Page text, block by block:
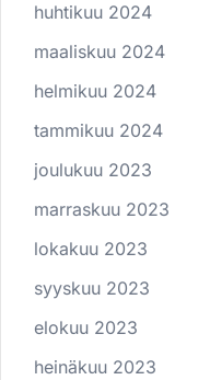
huhtikuu 2024
maaliskuu 2024
helmikuu 2024
tammikuu 2024
joulukuu 2023
marraskuu 2023
lokakuu 2023
syyskuu 2023
elokuu 2023
heinäkuu 2023